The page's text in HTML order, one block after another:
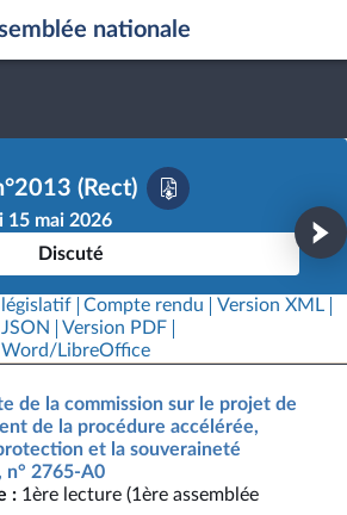
nationale
(Rect)
15 mai 2026
Discuté
législatif Compte rendu
Version XML
Version PDF
Word/LibreOffice
de la commission sur le projet de
de la procédure accélérée,
et la souveraineté
n° 2765-A0
: 1ère lecture (1ère assemblée